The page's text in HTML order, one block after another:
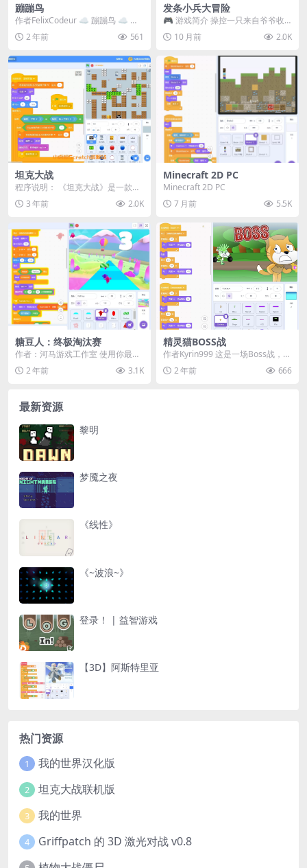
蹦蹦鸟
作者FelixCodeur ☁️ 蹦蹦鸟 ☁️ ↪
控制方式： 按任意键或点击屏...
2 年前 561
发条小兵大冒险
🎮 游戏简介 操控一只来自爷爷收
藏的发条玩具士兵！它只能不断前
进，所以需要依靠弹...
10 月前 2.0K
坦克大战
程序说明： 《坦克大战》是一款基
于Scratch平台开发的经典射击小游
戏。在这个...
3 年前 2.0K
Minecraft 2D PC
Minecraft 2D PC
7 月前
5.5K
糖豆人：终极淘汰赛
作者：河马游戏工作室 使用你最喜
欢的按键来玩！ 躲避迎面而来的物
体！ 把对手撞到...
2 年前 3.1K
精灵猫BOSS战
作者Kyrin999 这是一场Boss战，你
将面对森林之王。 使用空格键来用
剑攻...2 年前 666
最新资源
黎明
梦魇之夜
《线性》
《~波浪~》
登录！ | 益智游戏
【3D】阿斯特里亚
热门资源
1 我的世界汉化版
2 坦克大战联机版
3 我的世界
4 Griffpatch 的 3D 激光对战 v0.8